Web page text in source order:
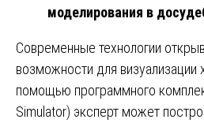
моделирования в
Современные технологии
возможности для визуализации
помощью программного
Simulator) эксперт может